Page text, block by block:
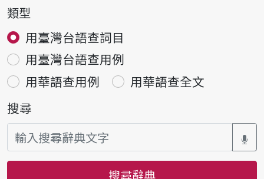
類型
用臺灣台語查詞目
用臺灣台語查用例
用華語查用例
用華語查全文
搜尋
搜尋辭典